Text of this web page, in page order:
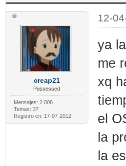
creap21
Possessed
Mensajes: 2.008
Temas: 37
Registro en: 17-07-2012
12-
ya
me
xq
el
la
la